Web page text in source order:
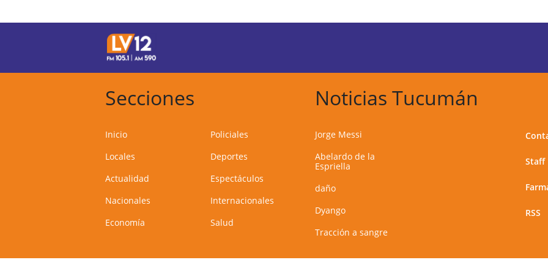
Secciones
Inicio
Locales
Actualidad
Nacionales
Economía
Policiales
Deportes
Espectáculos
Internacionales
Salud
Noticias Tucumán
Jorge Messi
Abelardo de la
Espriella
daño
Dyango
Tracción a sangre
Staff
RSS